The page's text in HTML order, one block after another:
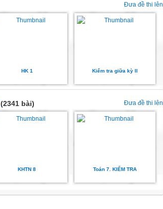
Đưa đề thi lên
HK 1 Kiểm tra giữa kỳ II
Đưa đề thi lên
(2341 bài)
KHTN 8 Toán 7. KIỂM TRA